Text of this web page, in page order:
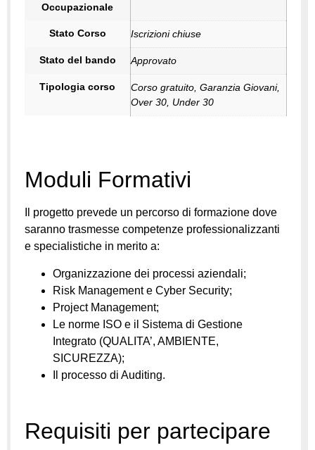
Occupazionale
Stato Corso Iscrizioni chiuse
Stato del bando Approvato
Tipologia corso
Corso gratuito, Garanzia Giovani,
Over 30, Under 30
Moduli Formativi
Il progetto prevede un percorso di formazione dove
saranno trasmesse competenze professionalizzanti
e specialistiche in merito a:
Organizzazione dei processi aziendali;
Risk Management e Cyber Security;
Project Management;
Le norme ISO e il Sistema di Gestione
Integrato (QUALITA’, AMBIENTE,
SICUREZZA);
Il processo di Auditing.
Requisiti per partecipare